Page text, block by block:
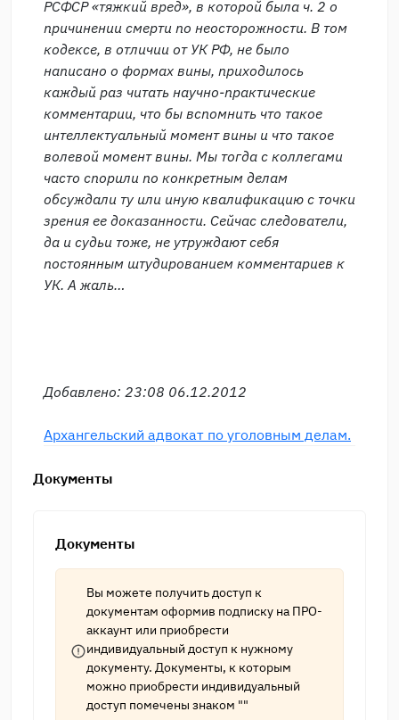
РСФСР «тяжкий вред», в которой была ч. 2 о
причинении смерти по неосторожности. В том
кодексе, в отличии от УК РФ, не было
написано о формах вины, приходилось
каждый раз читать научно-практические
комментарии, что бы вспомнить что такое
интеллектуальный момент вины и что такое
волевой момент вины. Мы тогда с коллегами
часто спорили по конкретным делам
обсуждали ту или иную квалификацию с точки
зрения ее доказанности. Сейчас следователи,
да и судьи тоже, не утруждают себя
постоянным штудированием комментариев к
УК. А жаль…
Добавлено: 23:08 06.12.2012
Архангельский адвокат по уголовным делам.
Документы
Документы
Вы можете получить доступ к
документам оформив подписку на ПРО-
аккаунт или приобрести
индивидуальный доступ к нужному
документу. Документы, к которым
можно приобрести индивидуальный
доступ помечены знаком ""